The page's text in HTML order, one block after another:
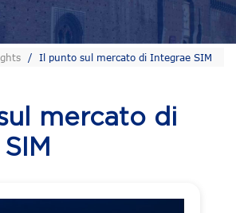
/ Il punto sul mercato di Integrae SIM
mercato di